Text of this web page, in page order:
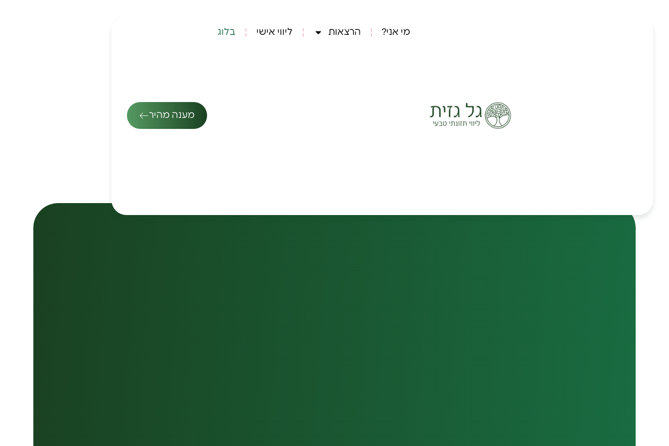
מענה מהיר
מי אני? הרצאות ליווי אישי בלוג